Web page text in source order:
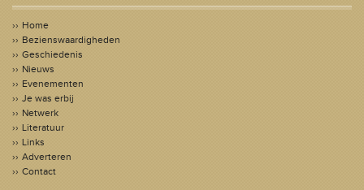
Home
Bezienswaardigheden
Geschiedenis
Nieuws
Evenementen
Je was erbij
Netwerk
Literatuur
Links
Adverteren
Contact